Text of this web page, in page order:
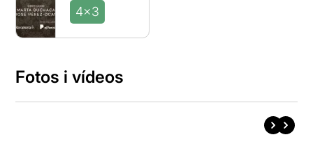
4x3
Fotos i vídeos